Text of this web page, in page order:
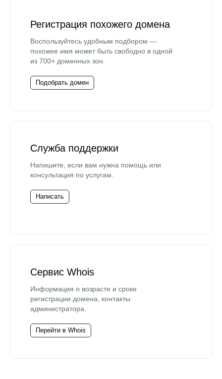
Регистрация похожего домена
Воспользуйтесь удобным подбором —
похожее имя может быть свободно в одной
из 700+ доменных зон.
Подобрать домен
Служба поддержки
Напишите, если вам нужна помощь или
консультация по услугам.
Написать
Сервис Whois
Информация о возрасте и сроке
регистрации домена, контакты
администратора.
Перейти в Whois